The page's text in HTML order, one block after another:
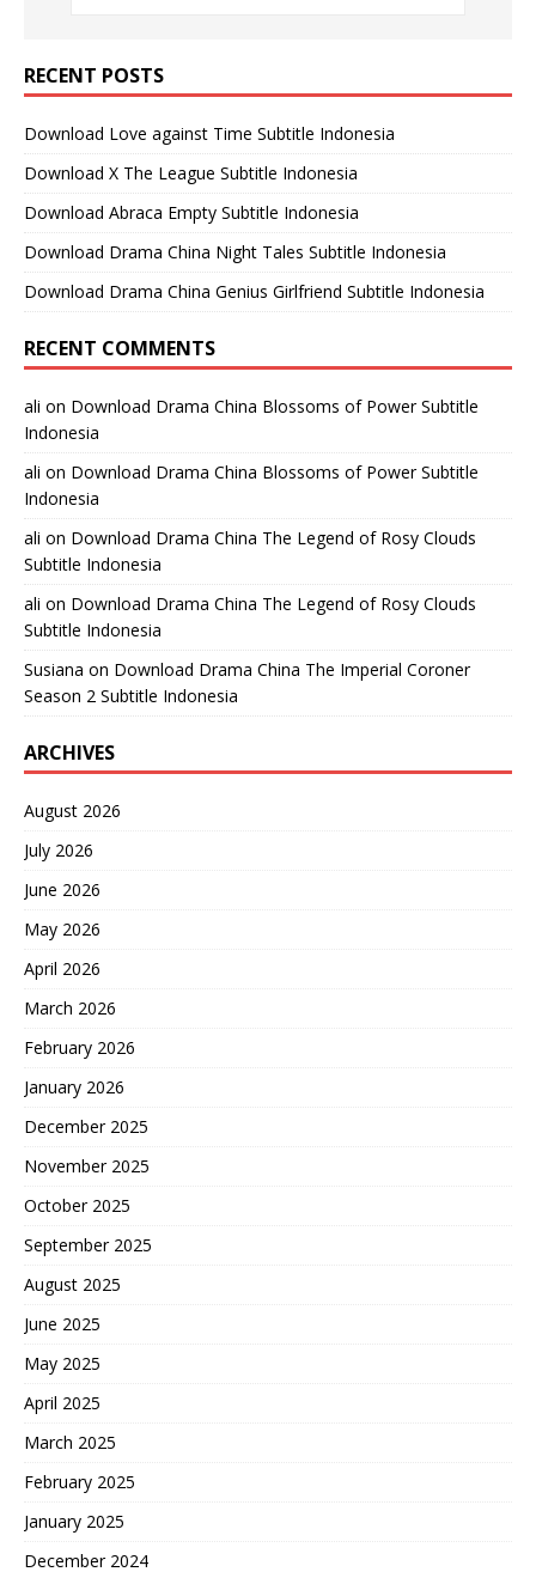
RECENT POSTS
Download Love against Time Subtitle Indonesia
Download X The League Subtitle Indonesia
Download Abraca Empty Subtitle Indonesia
Download Drama China Night Tales Subtitle Indonesia
Download Drama China Genius Girlfriend Subtitle Indonesia
RECENT COMMENTS
ali on Download Drama China Blossoms of Power Subtitle
Indonesia
ali on Download Drama China Blossoms of Power Subtitle
Indonesia
ali on Download Drama China The Legend of Rosy Clouds
Subtitle Indonesia
ali on Download Drama China The Legend of Rosy Clouds
Subtitle Indonesia
Susiana on Download Drama China The Imperial Coroner
Season 2 Subtitle Indonesia
ARCHIVES
August 2026
July 2026
June 2026
May 2026
April 2026
March 2026
February 2026
January 2026
December 2025
November 2025
October 2025
September 2025
August 2025
June 2025
May 2025
April 2025
March 2025
February 2025
January 2025
December 2024